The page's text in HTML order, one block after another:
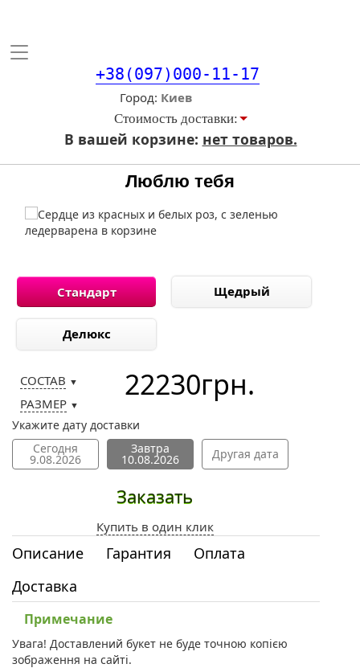
Toggle
+38(097)000-11-17
Город
Стоимость доставки:
В вашей корзине: нет товаров.
Люблю тебя
Стандарт Щедрый
Делюкс
СОСТАВ ▼
РАЗМЕР ▼
22230грн.
Укажите дату доставки
Сегодня
9.08.2026
Завтра
10.08.2026 Другая дата
Заказать
Купить в один клик
Описание Гарантия
Оплата
Доставка
Примечание
Увага! Доставлений букет не буде точною копією
зображення на сайті.